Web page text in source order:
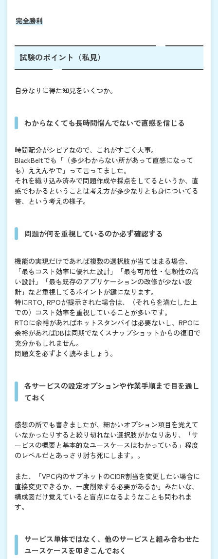
完全勝利
試験のポイント（私見）
自分なりに得た知見をいくつか。
わからなくても長時間悩んでないで直感を信じる
時間配分がシビアなので、これがすごく大事。
BlackBeltでも「（多少わからない所があって直感になって
も）ええんやで」って言ってました。
それを織り込み済みで問題作成や採点をしてるというか、直
感でわかるということは考え方が多少なりとも身についてる
筈、という考えの様子。
問題が何を重視しているのか必ず確認する
機能の実現だけであれば複数の選択肢が当てはまる場合、
「最もコスト効率に優れた設計」「最も可用性・信頼性の高
い設計」「最も既存のアプリケーションの改修が少ない設
計」など重視してるポイントが鍵になります。
特にRTO, RPOが提示された場合は、（それらを満たした上
での）コスト効率を重視していることが多いです。
RTOに余裕があればホットスタンバイは必要ないし、RPOに
余裕があればDBは同期でなくスナップショットからの復旧で
充分かもしれません。
問題文を必ずよく読みましょう。
各サービスの設定オプションや作業手順まで目を通し
ておく
感想の所でも書きましたが、細かいオプション項目を覚えて
いなかったりすると絞り切れない選択肢がかなりあり、「サ
ービスの概要と基本的なユースケースはわかっている」程度
のレベルだとあっさり討ち死にします。。
また、「VPC内のサブネットのCIDR割当を変更したい場合に
直接変更できるか、一度削除する必要があるか」みたいな、
構成図だけ覚えていると盲点になるようなことも問われま
す。
サービス単体ではなく、他のサービスと組み合わせた
ユースケースを叩きこんでおく